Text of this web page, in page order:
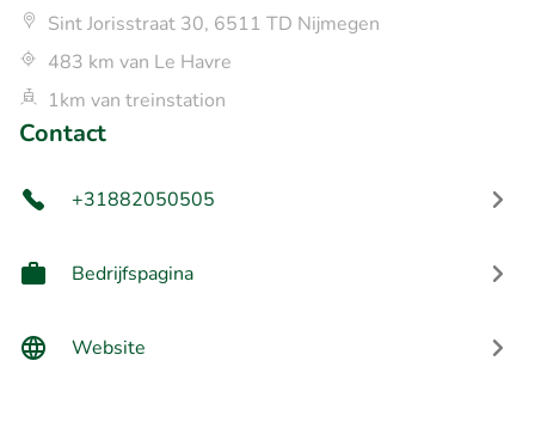
Sint Jorisstraat 30, 6511 TD Nijmegen
483 km van Le Havre
1km van treinstation
Contact
+31882050505
Bedrijfspagina
Website